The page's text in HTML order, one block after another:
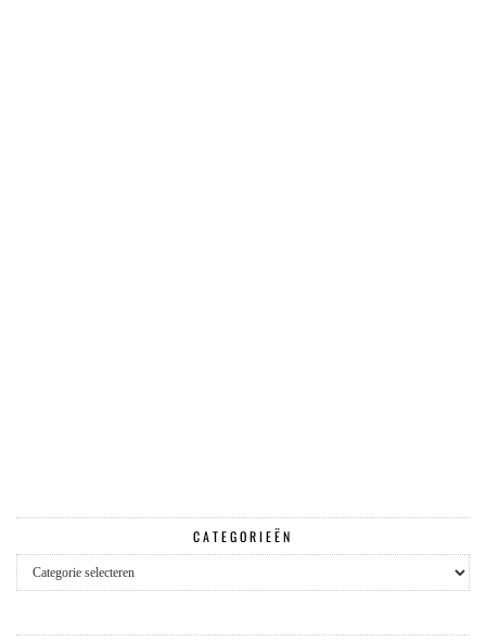
CATEGORIEËN
Categorieën